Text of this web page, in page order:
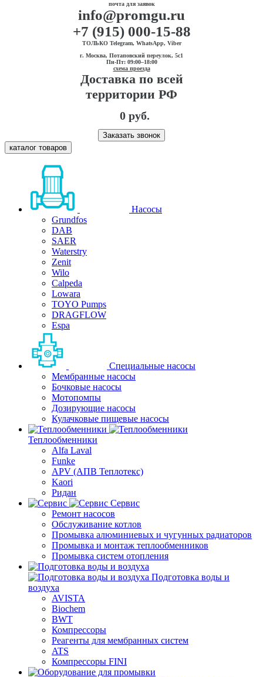
почта для заявок
info@promgu.ru
+7 (915) 000-15-88
ТОЛЬКО Telegram, WhatsApp, Viber
г. Москва, Потаповский переулок, 5с1
Пн-Пт: 09:00–18:00
схема проезда
Доставка по всей
территории РФ
0 руб.
Заказать звонок
каталог товаров
Насосы
Grundfos
DAB
SAER
Waterstry
Zenit
Wilo
Calpeda
Lowara
TOYO Pumps
DRAGFLOW
Espa
Специальные насосы
Мембранные насосы
Бочковые насосы
Мотопомпы
Дозирующие насосы
Кулачковые пищевые насосы
Теплообменники
Alfa Laval
Funke
APV (АПВ Теплотекс)
Kaori
Ридан
Сервис
Ремонт насосов
Обслуживание котлов
Промывка алюминиевых и чугунных радиаторов
Промывка и монтаж теплообменников
Промывка систем отопления
Подготовка воды и
воздуха
AVISTA
Biochem
BWT
Компрессоры
Реагенты для мембранных систем
ATS
Компрессоры FINI